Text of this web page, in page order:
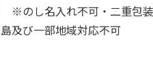
のし名入れ不可・二重包
及び一部地域対応不可